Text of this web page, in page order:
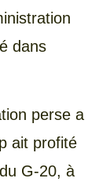
dans
perse a
ait profité
G-20, à